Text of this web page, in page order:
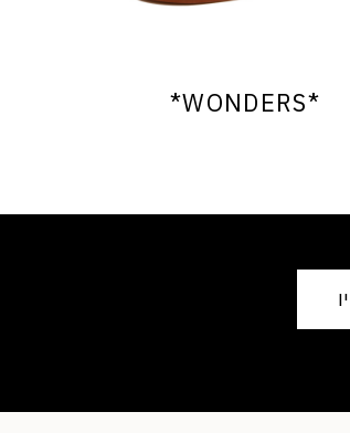
*WONDERS*